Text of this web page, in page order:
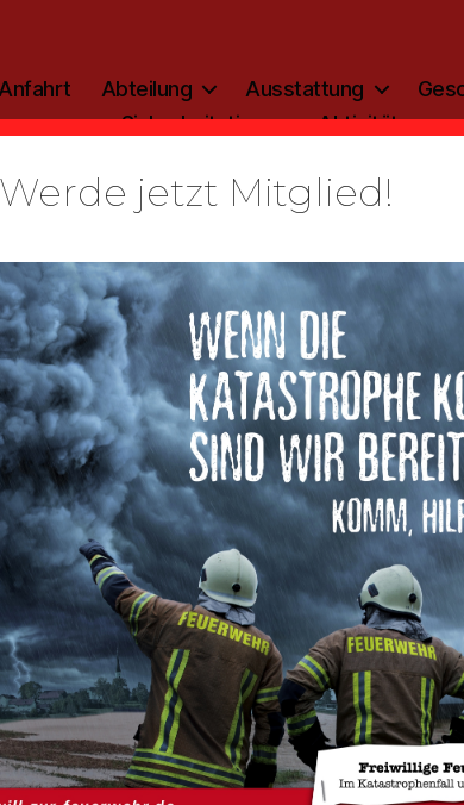
Anfahrt Abteilung Ausstattung
Sicherheitstipp
Aktivitäten
AKTIVITÄTEN
Beitragsautor
Vonadmin Veröffentlichungsdatum
10. Februar 2020
Andacht und Notfallseelsorge
erhalten die Mitglieder der
mindestens einmal
Victorburer Pastoren Jürgen
Werde jetzt Mitglied!